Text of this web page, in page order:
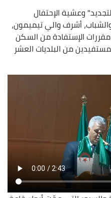
وعشية الإحتفال
والشباب، أشرف والي تيميمون،
الإستفادة من السكن
من البلديات العشر